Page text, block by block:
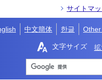
サイトマ
中文簡体 한글
文字サイズ